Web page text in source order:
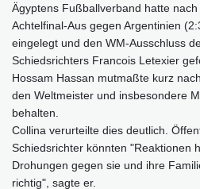
Ägyptens Fußballverband hatte
Achtelfinal-Aus gegen Argentinien
eingelegt und den WM-Ausschluss
Schiedsrichters Francois Letexier
Hossam Hassan mutmaßte kurz
den Weltmeister und insbesondere
behalten.
Collina verurteilte dies deutlich.
Schiedsrichter könnten "Reaktionen
Drohungen gegen sie und ihre
richtig", sagte er.